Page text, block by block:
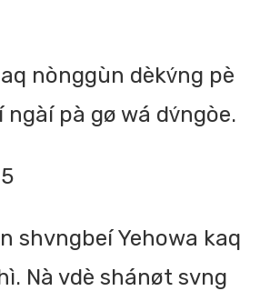
nònggùn dèkv́ng pè
ngàí pà gø wá dv́ngòe.
shvngbeí Yehowa kaq
Nà vdè shánøt svng